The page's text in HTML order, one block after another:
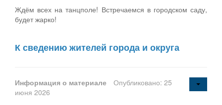
Ждём всех на танцполе! Встречаемся в городском саду,
будет жарко!
К сведению жителей города и округа
Информация о материале
Опубликовано: 25
июня 2026